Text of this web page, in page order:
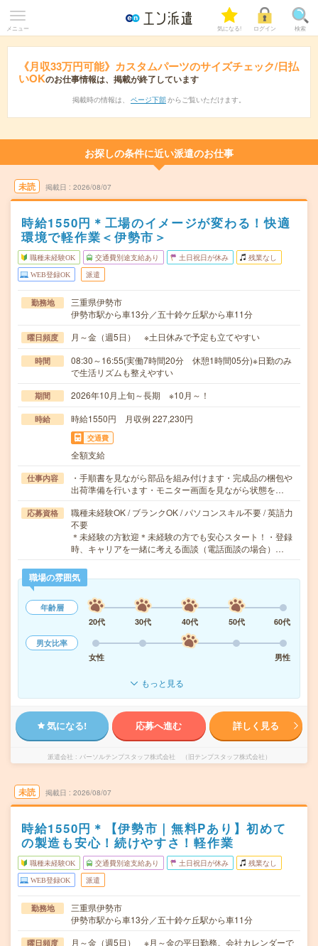
メニュー 気になる! ログイン 検索
《月収33万円可能》カスタムパーツのサイズチェック/日払
いOKのお仕事情報は、掲載が終了しています
掲載時の情報は、 ページ下部 からご覧いただけます。
お探しの条件に近い派遣のお仕事
未読 掲載日 2026/08/07
時給1550円＊工場のイメージが変わる！快適
環境で軽作業＜伊勢市＞
職種未経験OK 交通費別途支給あり 土日祝日が休み 残業なし
WEB登録OK 派遣
勤務地
三重県伊勢市
伊勢市駅から車13分／五十鈴ケ丘駅から車11分
曜日頻度 月～金（週5日） ※土日休みで予定も立てやすい
時間
08:30～16:55(実働7時間20分 休憩1時間05分)※日勤のみ
で生活リズムも整えやすい
期間 2026年10月上旬～長期 ※10月～！
時給 時給1550円 月収例 227,230円
交通費
全額支給
仕事内容
・手順書を見ながら部品を組み付けます・完成品の梱包や
出荷準備を行います・モニター画面を見ながら状態を…
応募資格
職種未経験OK / ブランクOK / パソコンスキル不要 / 英語力
不要
＊未経験の方歓迎＊未経験の方でも安心スタート！・登録
時、キャリアを一緒に考える面談（電話面談の場合）…
職場の雰囲気
年齢層
20代
30代 40代 50代
60代
男女比率
女性
男性
もっと見る
気になる! 応募へ進む 詳しく見る
派遣会社 パーソルテンプスタッフ株式会社 （旧テンプスタッフ株式会社）
未読 掲載日 2026/08/07
時給1550円＊【伊勢市｜無料Pあり】初めて
の製造も安心！続けやすさ！軽作業
職種未経験OK 交通費別途支給あり 土日祝日が休み 残業なし
WEB登録OK 派遣
勤務地
三重県伊勢市
伊勢市駅から車13分／五十鈴ケ丘駅から車11分
曜日頻度
月～金（週5日） ※月～金の平日勤務。会社カレンダーで